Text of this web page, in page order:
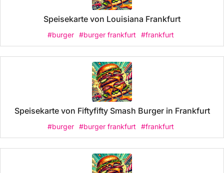
Speisekarte von Louisiana Frankfurt
#burger #burger frankfurt #frankfurt
Speisekarte von Fiftyfifty Smash Burger in Frankfurt
#burger #burger frankfurt #frankfurt